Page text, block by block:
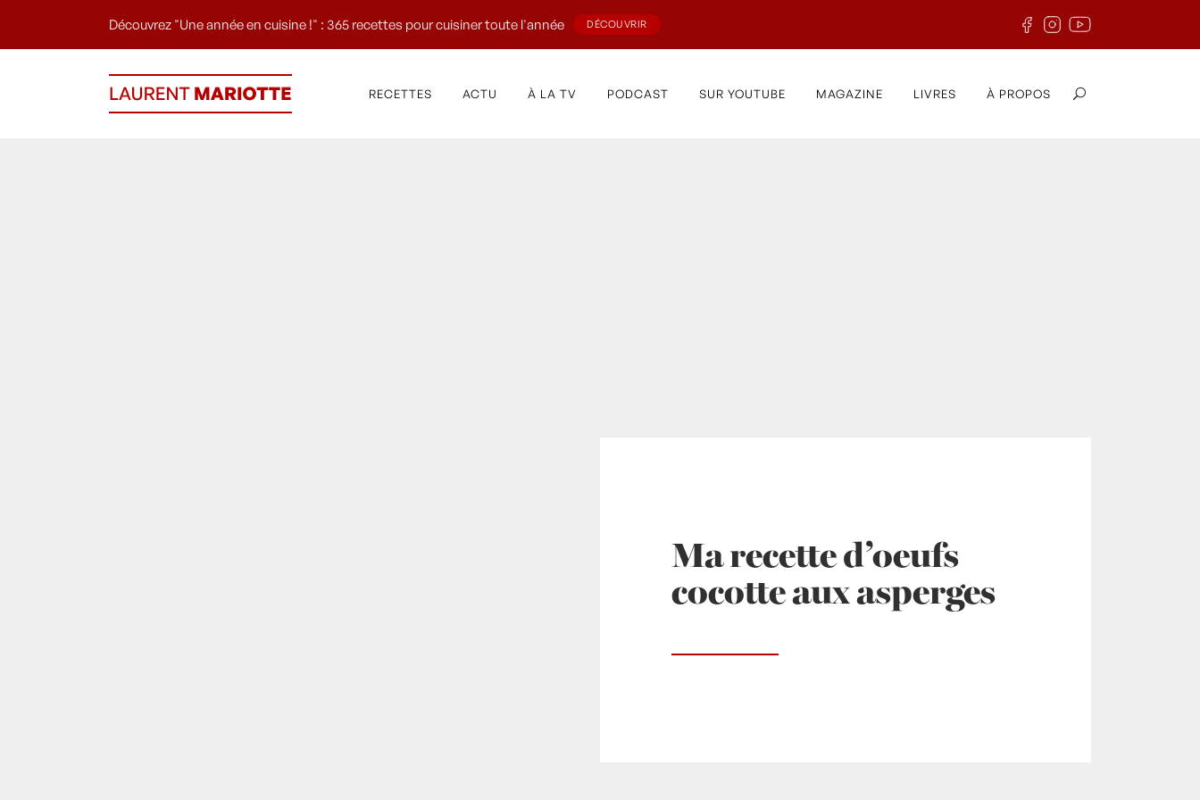
Découvrez "Une année en cuisine !" : 365 recettes pour cuisiner toute l'année DÉCOUVRIR
RECETTES ACTU À LA TV PODCAST SUR YOUTUBE MAGAZINE LIVRES À PROPOS
Ma recette d’oeufs
cocotte aux asperges